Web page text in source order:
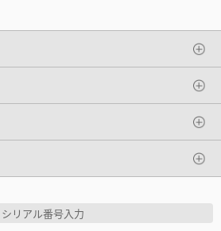
シリアル番号入力